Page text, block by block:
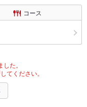
コース
た。
てください。